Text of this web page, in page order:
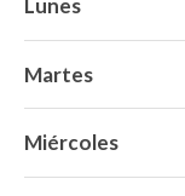
Lunes
Martes
Miércoles